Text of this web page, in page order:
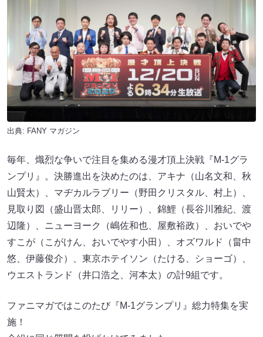
出典: FANY マガジン
毎年、熾烈な争いで注目を集める漫才頂上決戦『M-1グラ
ンプリ』。決勝進出を決めたのは、アキナ（山名文和、秋
山賢太）、マヂカルラブリー（野田クリスタル、村上）、
見取り図（盛山晋太郎、リリー）、錦鯉（長谷川雅紀、渡
辺隆）、ニューヨーク（嶋佐和也、屋敷裕政）、おいでや
すこが（こがけん、おいでやす小田）、オズワルド（畠中
悠、伊藤俊介）、東京ホテイソン（たける、ショーゴ）、
ウエストランド（井口浩之、河本太）の計9組です。
ファニマガではこのたび『M-1グランプリ』総力特集を実
施！